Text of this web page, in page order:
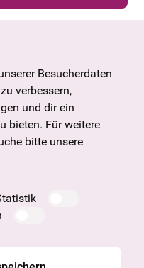
Wien
Tirol
Vorarlberg
Burgenland
Salzburg
Besucherdaten
verbessern,
und dir ein
bieten. Für weitere
bitte unsere